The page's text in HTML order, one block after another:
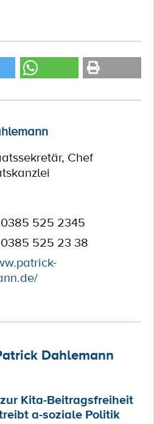
Chef
525 2345
525 23 38
Dahlemann
Kita-Beitragsfreiheit
a-soziale Politik